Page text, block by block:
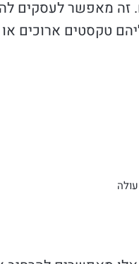
מאפשר לעסקים
טקסטים ארוכים